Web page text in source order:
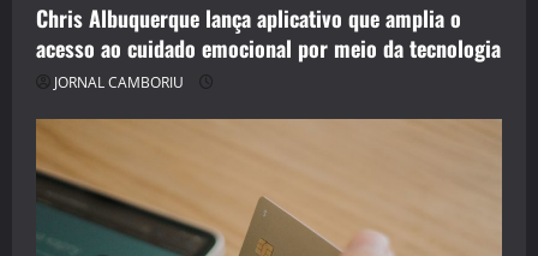
Chris Albuquerque lança aplicativo que amplia o
acesso ao cuidado emocional por meio da tecnologia
JORNAL CAMBORIU